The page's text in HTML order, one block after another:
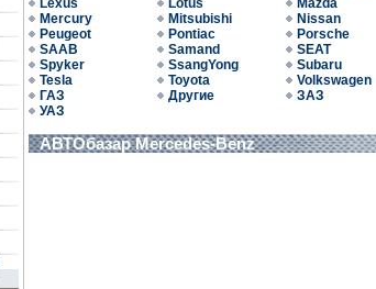
Lexus
Lotus Mazda
Mercury
Mitsubishi Nissan
Peugeot
Pontiac Porsche
SAAB
Samand SEAT
Spyker
SsangYong Subaru
Tesla
Toyota Volkswagen
ГАЗ
Другие ЗАЗ
УАЗ
АВТОбазар Mercedes-Benz